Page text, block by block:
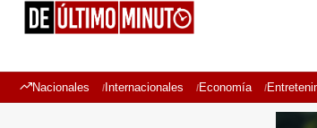
Nacionales Internacionales Economía